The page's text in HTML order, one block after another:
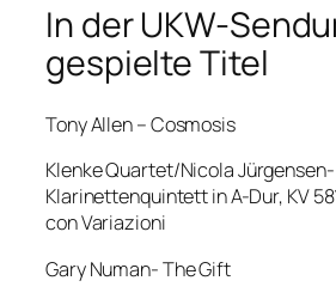
In der UKW-
gespielte Titel
Tony Allen – Cosmosis
Klenke Quartet/Nicola
Klarinettenquintett in A-Dur, KV
con Variazioni
Gary Numan- The Gift